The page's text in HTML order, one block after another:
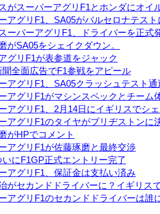
がスーパーアグリF1とホンダにオイ
アグリF1、SA05がバルセロナテスト
ーパーアグリF1、ドライバーを正式
がSA05をシェイクダウン。
グリF1が表参道をジャック
聞全面広告でF1参戦をアピール
アグリF1、SA05クラッシュテスト通
アグリF1がマシンスペックとチーム
アグリF1、2月14日にイギリスでシ
アグリF1のタイヤがブリヂストンに
がHPでコメント
アグリF1が佐藤琢磨と最終交渉
いにF1GP正式エントリー完了
アグリF1、保証金は支払い済み
がセカンドドライバーに？イギリス
アグリF1のセカンドドライバーは誰